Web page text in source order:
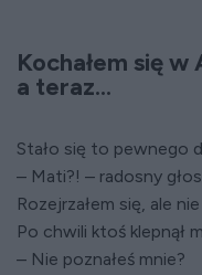
Kochałem się
a teraz...
Stało się to pewnego
– Mati?! – radosny
Rozejrzałem się, ale
Po chwili ktoś klepnął
– Nie poznałeś mnie?